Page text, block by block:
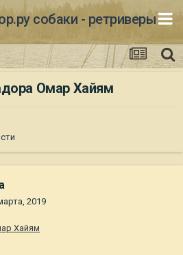
собаки - ретриверы
Омар Хайям
2019
Хайям